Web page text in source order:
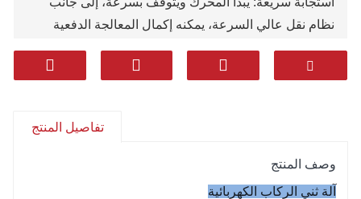
نظام نقل عالي السرعة، يمكنه إكمال المعالجة الدفعية
بشكل خاص للمشاريع ذات الجداول الزمنية الضيقة.
الميكانيكية (مثل الشاشات الرقمية أو أقراص ضبط الزاوية)،
تفاصيل المنتج
وصف المنتج
آلة ثني الركاب الكهربائية